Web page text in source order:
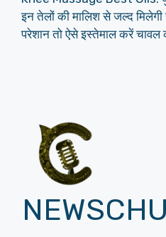
इन तेलों की मालिश से जल्द मिलेगी
परेशान तो ऐसे इस्तेमाल करें चावल